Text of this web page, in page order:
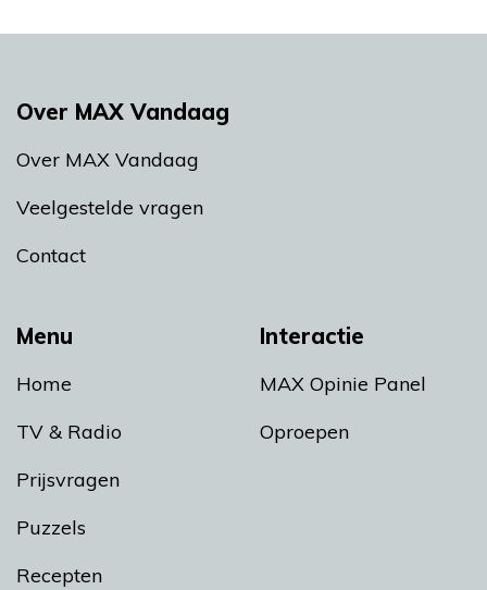
Menu
Home
TV & Radio
Prijsvragen
Puzzels
Recepten
Interactie
MAX Opinie Panel
Oproepen
Over MAX Vandaag
Over MAX Vandaag
Veelgestelde vragen
Contact